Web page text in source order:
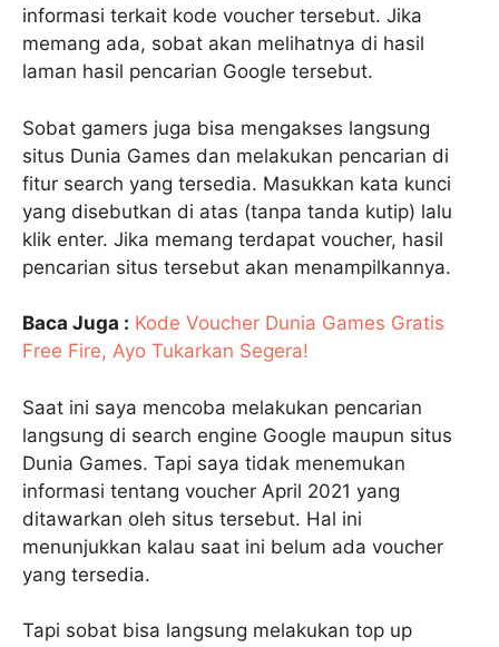
informasi terkait kode voucher tersebut. Jika
memang ada, sobat akan melihatnya di hasil
laman hasil pencarian Google tersebut.
Sobat gamers juga bisa mengakses langsung
situs Dunia Games dan melakukan pencarian di
fitur search yang tersedia. Masukkan kata kunci
yang disebutkan di atas (tanpa tanda kutip) lalu
klik enter. Jika memang terdapat voucher, hasil
pencarian situs tersebut akan menampilkannya.
Baca Juga : Kode Voucher Dunia Games Gratis
Free Fire, Ayo Tukarkan Segera!
Saat ini saya mencoba melakukan pencarian
langsung di search engine Google maupun situs
Dunia Games. Tapi saya tidak menemukan
informasi tentang voucher April 2021 yang
ditawarkan oleh situs tersebut. Hal ini
menunjukkan kalau saat ini belum ada voucher
yang tersedia.
Tapi sobat bisa langsung melakukan top up